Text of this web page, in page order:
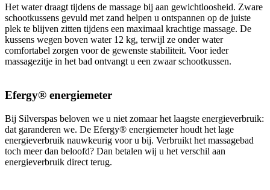
Het water draagt tijdens de massage bij aan gewichtloosheid. Zware
schootkussens gevuld met zand helpen u ontspannen op de juiste
plek te blijven zitten tijdens een maximaal krachtige massage. De
kussens wegen boven water 12 kg, terwijl ze onder water
comfortabel zorgen voor de gewenste stabiliteit. Voor ieder
massagezitje in het bad ontvangt u een zwaar schootkussen.
Efergy® energiemeter
Bij Silverspas beloven we u niet zomaar het laagste energieverbruik:
dat garanderen we. De Efergy® energiemeter houdt het lage
energieverbruik nauwkeurig voor u bij. Verbruikt het massagebad
toch meer dan beloofd? Dan betalen wij u het verschil aan
energieverbruik direct terug.